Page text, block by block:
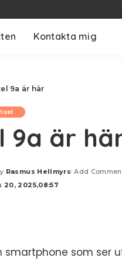
Kontakta mig
9a är här
9a är
Rasmus Hellmyrs Add
2025,08:57
smartphone som ser